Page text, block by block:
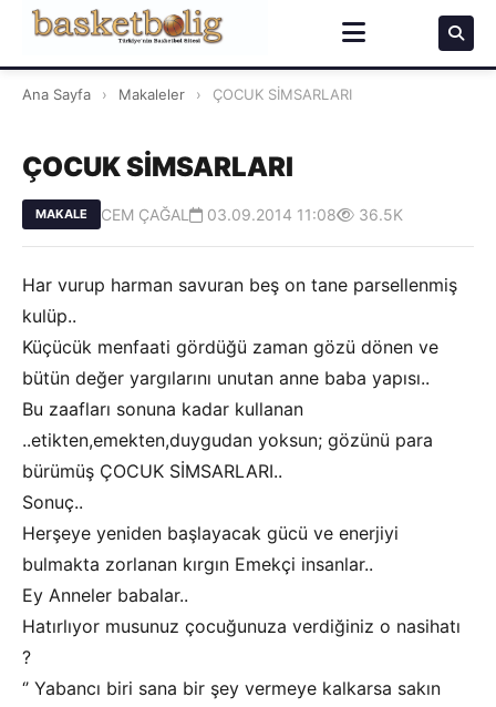
Ana Sayfa › Makaleler › ÇOCUK SİMSARLARI
ÇOCUK SİMSARLARI
MAKALE CEM ÇAĞAL 03.09.2014 11:08 36.5K
Har vurup harman savuran beş on tane parsellenmiş
kulüp..
Küçücük menfaati gördüğü zaman gözü dönen ve
bütün değer yargılarını unutan anne baba yapısı..
Bu zaafları sonuna kadar kullanan
..etikten,emekten,duygudan yoksun; gözünü para
bürümüş ÇOCUK SİMSARLARI..
Sonuç..
Herşeye yeniden başlayacak gücü ve enerjiyi
bulmakta zorlanan kırgın Emekçi insanlar..
Ey Anneler babalar..
Hatırlıyor musunuz çocuğunuza verdiğiniz o nasihatı
?
‘’ Yabancı biri sana bir şey vermeye kalkarsa sakın